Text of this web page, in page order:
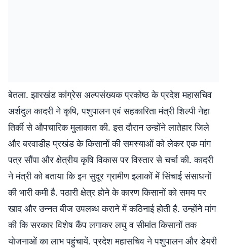
बेतला. झारखंड कांग्रेस अल्पसंख्यक प्रकोष्ठ के प्रदेश महासचिव
अर्शदुल कादरी ने कृषि, पशुपालन एवं सहकारिता मंत्री शिल्पी नेहा
तिर्की से औपचारिक मुलाकात की. इस दौरान उन्होंने लातेहार जिले
और बरवाडीह प्रखंड के किसानों की समस्याओं को लेकर एक मांग
पत्र सौंपा और क्षेत्रीय कृषि विकास पर विस्तार से चर्चा की. कादरी
ने मंत्री को बताया कि इन सुदूर ग्रामीण इलाकों में सिंचाई संसाधनों
की भारी कमी है. पठारी क्षेत्र होने के कारण किसानों को समय पर
खाद और उन्नत बीज उपलब्ध कराने में कठिनाई होती है. उन्होंने मांग
की कि सरकार विशेष कैंप लगाकर लघु व सीमांत किसानों तक
योजनाओं का लाभ पहुंचायें. प्रदेश महासचिव ने पशुपालन और डेयरी